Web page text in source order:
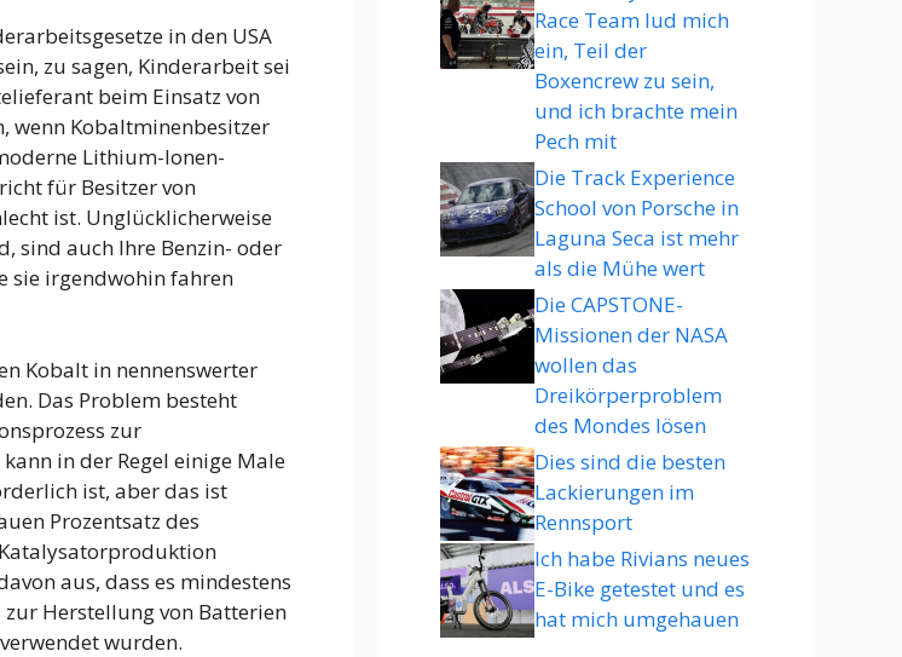
in den USA
zu sagen, Kinderarbeit sei
beim Einsatz von
wenn Kobaltminenbesitzer
Lithium-Ionen-
für Besitzer von
ist. Unglücklicherweise
sind auch Ihre Benzin- oder
sie irgendwohin fahren
Kobalt in nennenswerter
Das Problem besteht
zur
in der Regel einige Male
ist, aber das ist
Prozentsatz des
aus, dass es mindestens
zur Herstellung von Batterien
wurden.
Race Team lud mich
ein, Teil der
Boxencrew zu sein,
und ich brachte mein
Pech mit
Die Track Experience
School von Porsche in
Laguna Seca ist mehr
als die Mühe wert
Die CAPSTONE-
Missionen der NASA
wollen das
Dreikörperproblem
des Mondes lösen
Dies sind die besten
Lackierungen im
Rennsport
Ich habe Rivians neues
E-Bike getestet und es
hat mich umgehauen